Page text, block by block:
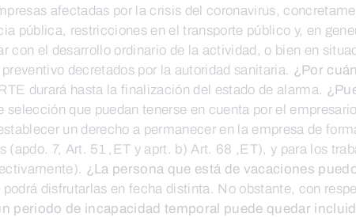
afectadas por la crisis del coronavirus,
pública, restricciones en el transporte público y, en
el desarrollo ordinario de la actividad, o bien en
decretados por la autoridad sanitaria. ¿Por
durará hasta la finalización del estado de alarma.
que puedan tenerse en cuenta por el
un derecho a permanecer en la empresa de
7, Art. 51 ,ET y aprt. b) Art. 68 ,ET), y para los
¿La persona que está de vacaciones
disfrutarlas en fecha distinta. No obstante, con
periodo de incapacidad temporal puede quedar